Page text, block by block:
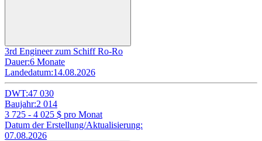
3rd Engineer zum Schiff Ro-Ro
Dauer:6 Monate
Landedatum:14.08.2026
DWT:47 030
Baujahr:2 014
3 725 - 4 025 $ pro Monat
Datum der Erstellung/Aktualisierung:
07.08.2026